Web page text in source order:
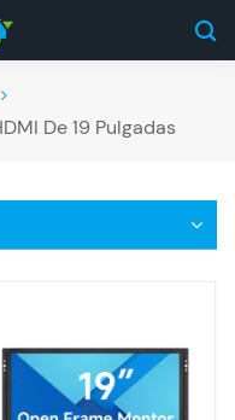
De 19 Pulgadas